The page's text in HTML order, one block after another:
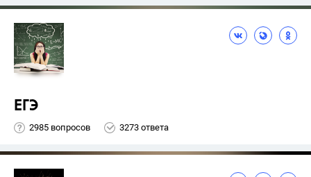
ЕГЭ
2985 вопросов 3273 ответа